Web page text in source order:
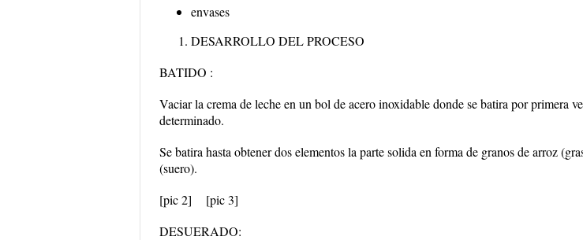
envases
DESARROLLO DEL PROCESO
BATIDO :
Vaciar la crema de leche en un bol de acero inoxidable donde se batira por primera
determinado.
Se batira hasta obtener dos elementos la parte solida en forma de granos de arroz
(suero).
[pic 2]
[pic 3]
DESUERADO: